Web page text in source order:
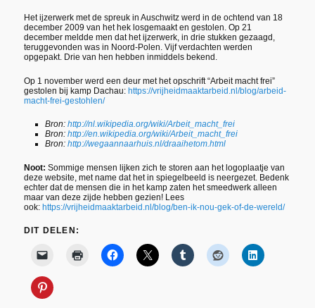
Het ijzerwerk met de spreuk in Auschwitz werd in de ochtend van 18
december 2009 van het hek losgemaakt en gestolen. Op 21
december meldde men dat het ijzerwerk, in drie stukken gezaagd,
teruggevonden was in Noord-Polen. Vijf verdachten werden
opgepakt. Drie van hen hebben inmiddels bekend.
Op 1 november werd een deur met het opschrift “Arbeit macht frei”
gestolen bij kamp Dachau:https://vrijheidmaaktarbeid.nl/blog/arbeid-
macht-frei-gestohlen/
Bron:http://nl.wikipedia.org/wiki/Arbeit_macht_frei
Bron:http://en.wikipedia.org/wiki/Arbeit_macht_frei
Bron:http://wegaannaarhuis.nl/draaihetom.html
Noot:Sommige mensen lijken zich te storen aan het logoplaatje van
deze website, met name dat het in spiegelbeeld is neergezet. Bedenk
echter dat de mensen die in het kamp zaten het smeedwerk alleen
maar van deze zijde hebben gezien! Lees
ook:https://vrijheidmaaktarbeid.nl/blog/ben-ik-nou-gek-of-de-wereld/
DIT DELEN: